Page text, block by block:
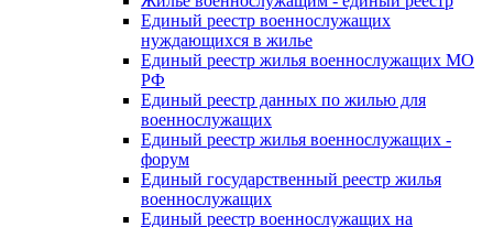
Единый реестр военнослужащих
нуждающихся в жилье
Единый реестр жилья военнослужащих МО
РФ
Единый реестр данных по жилью для
военнослужащих
Единый реестр жилья военнослужащих -
форум
Единый государственный реестр жилья
военнослужащих
Единый реестр военнослужащих на